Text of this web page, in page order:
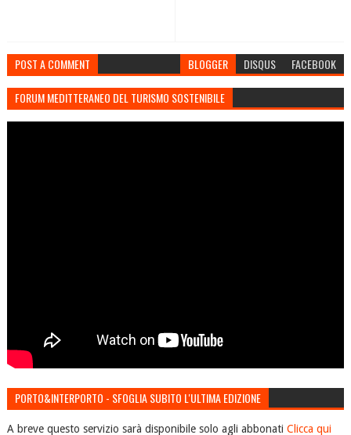
POST A COMMENT BLOGGER DISQUS FACEBOOK
FORUM MEDITTERANEO DEL TURISMO SOSTENIBILE
PORTO&INTERPORTO - SFOGLIA SUBITO L'ULTIMA EDIZIONE
A breve questo servizio sarà disponibile solo agli abbonati Clicca qui